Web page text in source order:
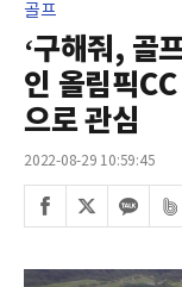
골프
‘구해줘, 골
인 올림픽
으로 관심
2022-08-29 10:59:45